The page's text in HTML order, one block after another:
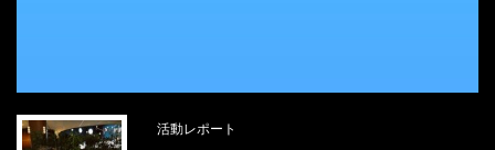
活動レポート